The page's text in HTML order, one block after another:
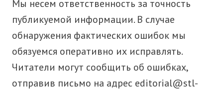
Мы несем ответственность за точность
публикуемой информации. В случае
обнаружения фактических ошибок мы
обязуемся оперативно их исправлять.
Читатели могут сообщить об ошибках,
отправив письмо на адрес editorial@stl-